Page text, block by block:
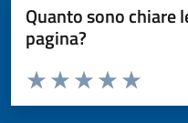
Quanto sono chiare
pagina?
Valuta da 1 a 5 stelle la pagina
Valuta 5
Valuta 4 stelle
Valuta 3 stelle su
Valuta 2 stelle su 5
Valuta 1 stelle su 5